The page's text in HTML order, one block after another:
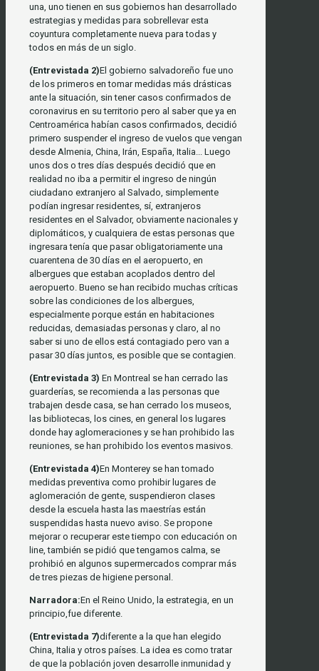
una, uno tienen en sus gobiernos han desarrollado
estrategias y medidas para sobrellevar esta
coyuntura completamente nueva para todas y
todos en más de un siglo.
(Entrevistada 2)El gobierno salvadoreño fue uno
de los primeros en tomar medidas más drásticas
ante la situación, sin tener casos confirmados de
coronavirus en su territorio pero al saber que ya en
Centroamérica habían casos confirmados, decidió
primero suspender el ingreso de vuelos que vengan
desde Almenia, China, Irán, España, Italia... Luego
unos dos o tres días después decidió que en
realidad no iba a permitir el ingreso de ningún
ciudadano extranjero al Salvado, simplemente
podían ingresar residentes, sí, extranjeros
residentes en el Salvador, obviamente nacionales y
diplomáticos, y cualquiera de estas personas que
ingresara tenía que pasar obligatoriamente una
cuarentena de 30 días en el aeropuerto, en
albergues que estaban acoplados dentro del
aeropuerto. Bueno se han recibido muchas críticas
sobre las condiciones de los albergues,
especialmente porque están en habitaciones
reducidas, demasiadas personas y claro, al no
saber si uno de ellos está contagiado pero van a
pasar 30 días juntos, es posible que se contagien.
(Entrevistada 3) En Montreal se han cerrado las
guarderías, se recomienda a las personas que
trabajen desde casa, se han cerrado los museos,
las bibliotecas, los cines, en general los lugares
donde hay aglomeraciones y se han prohibido las
reuniones, se han prohibido los eventos masivos.
(Entrevistada 4)En Monterey se han tomado
medidas preventiva como prohibir lugares de
aglomeración de gente, suspendieron clases
desde la escuela hasta las maestrías están
suspendidas hasta nuevo aviso. Se propone
mejorar o recuperar este tiempo con educación on
line, también se pidió que tengamos calma, se
prohibió en algunos supermercados comprar más
de tres piezas de higiene personal.
Narradora:En el Reino Unido, la estrategia, en un
principio,fue diferente.
(Entrevistada 7)diferente a la que han elegido
China, Italia y otros países. La idea es como tratar
de que la población joven desarrolle inmunidad y